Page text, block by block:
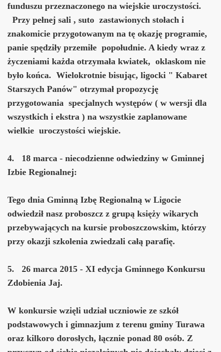
funduszu przeznaczonego na wiejskie uroczystości.
Przy pełnej sali , suto zastawionych stołach i
znakomicie przygotowanym na tę okazję programie,
panie spędziły przemiłe popołudnie. A kiedy wraz z
życzeniami każda otrzymała kwiatek, oklaskom nie
było końca. Wielokrotnie bisując, ligocki " Kabaret
Starszych Panów" otrzymał propozycję
przygotowania specjalnych występów ( w wersji dla
wszystkich i ekstra ) na wszystkie zaplanowane
wielkie uroczystości wiejskie.
4. 18 marca - niecodzienne odwiedziny w Gminnej
Izbie Regionalnej:
Tego dnia Gminną Izbę Regionalną w Ligocie
odwiedził nasz proboszcz z grupą księży wikarych
przebywających na kursie proboszczowskim, którzy
przy okazji szkolenia zwiedzali całą parafię.
5. 26 marca 2015 - XI edycja Gminnego Konkursu
Zdobienia Jaj.
W konkursie wzięli udział uczniowie ze szkół
podstawowych i gimnazjum z terenu gminy Turawa
oraz kilkoro dorosłych, łącznie ponad 80 osób. Z